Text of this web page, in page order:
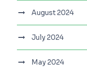
August 2024
July 2024
May 2024